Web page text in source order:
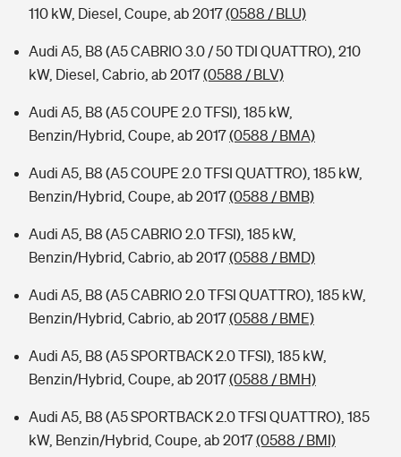
110 kW, Diesel, Coupe, ab 2017(0588 / BLU)
Audi A5, B8 (A5 CABRIO 3.0 / 50 TDI QUATTRO), 210
kW, Diesel, Cabrio, ab 2017(0588 / BLV)
Audi A5, B8 (A5 COUPE 2.0 TFSI), 185 kW,
Benzin/Hybrid, Coupe, ab 2017(0588 / BMA)
Audi A5, B8 (A5 COUPE 2.0 TFSI QUATTRO), 185 kW,
Benzin/Hybrid, Coupe, ab 2017(0588 / BMB)
Audi A5, B8 (A5 CABRIO 2.0 TFSI), 185 kW,
Benzin/Hybrid, Cabrio, ab 2017(0588 / BMD)
Audi A5, B8 (A5 CABRIO 2.0 TFSI QUATTRO), 185 kW,
Benzin/Hybrid, Cabrio, ab 2017(0588 / BME)
Audi A5, B8 (A5 SPORTBACK 2.0 TFSI), 185 kW,
Benzin/Hybrid, Coupe, ab 2017(0588 / BMH)
Audi A5, B8 (A5 SPORTBACK 2.0 TFSI QUATTRO), 185
kW, Benzin/Hybrid, Coupe, ab 2017(0588 / BMI)